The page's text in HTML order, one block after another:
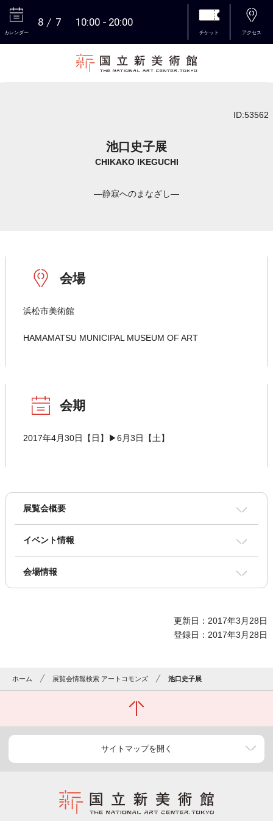
カレンダー
8 7 10:00 20:00
チケット アクセス
ID:53562
池口史子展
CHIKAKO IKEGUCHI
―静寂へのまなざし―
会場
浜松市美術館
HAMAMATSU MUNICIPAL MUSEUM OF ART
会期
2017年4月30日【日】▶6月3日【土】
展覧会概要
イベント情報
会場情報
更新日：2017年3月28日
登録日：2017年3月28日
ホーム 展覧会情報検索 アートコモンズ 池口史子展
サイトマップを開く